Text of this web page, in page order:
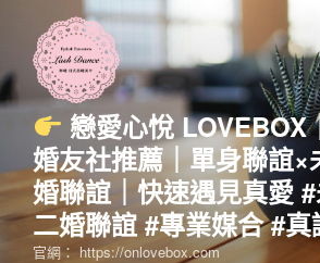
要
戀愛心悅 LOVEBOX
婚友社推薦｜單身聯誼×
婚聯誼｜快速遇見真愛
二婚聯誼 #專業媒合 #真
官網： https://onlovebox.com